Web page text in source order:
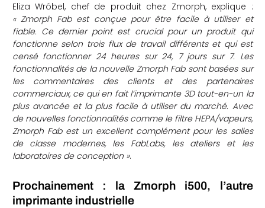
Eliza Wróbel, chef de produit chez Zmorph, explique :
« Zmorph Fab est conçue pour être facile à utiliser et
fiable. Ce dernier point est crucial pour un produit qui
fonctionne selon trois flux de travail différents et qui est
censé fonctionner 24 heures sur 24, 7 jours sur 7. Les
fonctionnalités de la nouvelle Zmorph Fab sont basées sur
les commentaires des clients et des partenaires
commerciaux, ce qui en fait l’imprimante 3D tout-en-un la
plus avancée et la plus facile à utiliser du marché. Avec
de nouvelles fonctionnalités comme le filtre HEPA/vapeurs,
Zmorph Fab est un excellent complément pour les salles
de classe modernes, les FabLabs, les ateliers et les
laboratoires de conception ».
Prochainement : la Zmorph i500, l’autre
imprimante industrielle